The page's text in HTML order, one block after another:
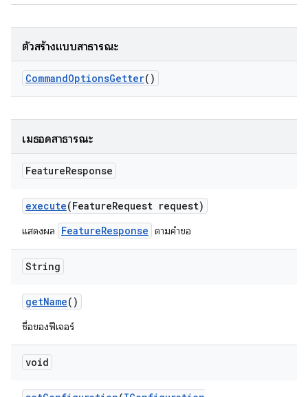
ตัวสร้างแบบสาธารณะ
CommandOptionsGetter()
เมธอดสาธารณะ
FeatureResponse
execute(FeatureRequest request)
แสดงผล FeatureResponse ตามคําขอ
String
getName()
ชื่อของฟีเจอร์
void